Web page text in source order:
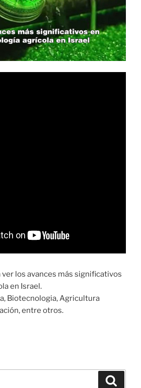
ver los avances más significativos
en Israel.
Biotecnologia, Agricultura
entre otros.